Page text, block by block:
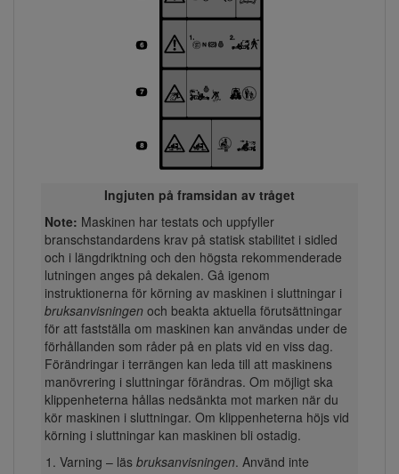
Ingjuten på framsidan av tråget
Note: Maskinen har testats och uppfyller
branschstandardens krav på statisk stabilitet i sidled
och i längdriktning och den högsta rekommenderade
lutningen anges på dekalen. Gå igenom
instruktionerna för körning av maskinen i sluttningar i
bruksanvisningenoch beakta aktuella förutsättningar
för att fastställa om maskinen kan användas under de
förhållanden som råder på en plats vid en viss dag.
Förändringar i terrängen kan leda till att maskinens
manövrering i sluttningar förändras. Om möjligt ska
klippenheterna hållas nedsänkta mot marken när du
kör maskinen i sluttningar. Om klippenheterna höjs vid
körning i sluttningar kan maskinen bli ostadig.
Varning – läs bruksanvisningen. Använd inte